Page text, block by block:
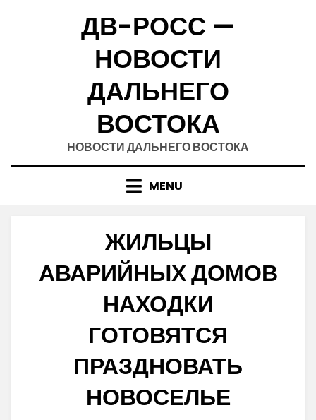
ДВ-РОСС —
НОВОСТИ
ДАЛЬНЕГО
ВОСТОКА
НОВОСТИ ДАЛЬНЕГО ВОСТОКА
MENU
ЖИЛЬЦЫ
АВАРИЙНЫХ ДОМОВ
НАХОДКИ
ГОТОВЯТСЯ
ПРАЗДНОВАТЬ
НОВОСЕЛЬЕ